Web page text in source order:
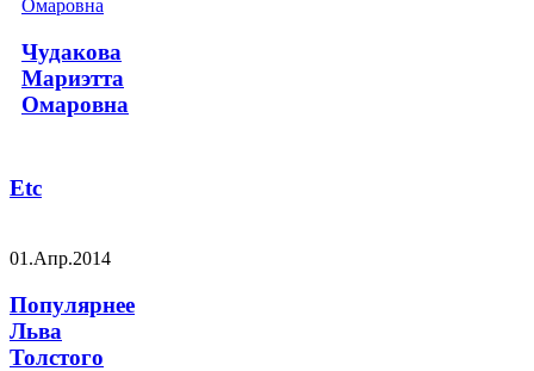
Чудакова
Мариэтта
Омаровна
Etc
01.Апр.2014
Популярнее
Льва
Толстого